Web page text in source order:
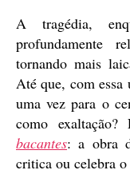
A tragédia,
profundamente
tornando mais
Até que, com
uma vez para o
como
bacantes: a obra
critica ou celebra